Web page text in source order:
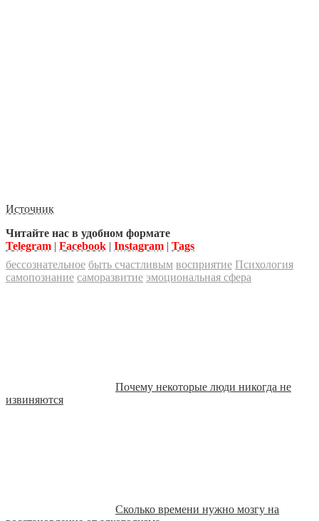
Источник
Читайте нас в удобном формате
Telegram | Facebook | Instagram | Tags
бессознательное быть счастливым восприятие Психология
самопознание саморазвитие эмоциональная сфера
Почему некоторые люди никогда не
извиняются
Сколько времени нужно мозгу на